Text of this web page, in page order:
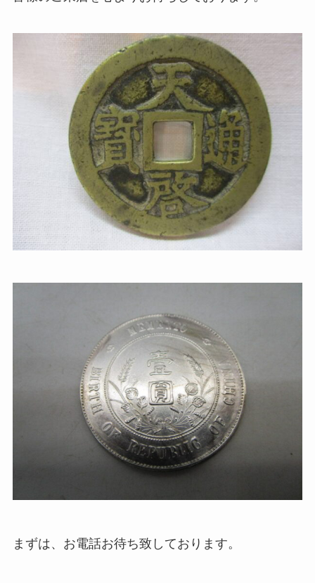
まずは、お電話お待ち致しております。